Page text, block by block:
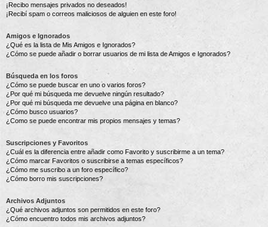
¡Recibo mensajes privados no deseados!
¡Recibí spam o correos maliciosos de alguien en este foro!
Amigos e Ignorados
¿Qué es la lista de Mis Amigos e Ignorados?
¿Cómo se puede añadir o borrar usuarios de mi lista de Amigos e Ignorados?
Búsqueda en los foros
¿Cómo se puede buscar en uno o varios foros?
¿Por qué mi búsqueda me devuelve ningún resultado?
¿Por qué mi búsqueda me devuelve una página en blanco?
¿Cómo busco usuarios?
¿Como se puede encontrar mis propios mensajes y temas?
Suscripciones y Favoritos
¿Cuál es la diferencia entre añadir como Favorito y suscribirme a un tema?
¿Cómo marcar Favoritos o suscribirse a temas específicos?
¿Cómo me suscribo a un foro específico?
¿Cómo borro mis suscripciones?
Archivos Adjuntos
¿Qué archivos adjuntos son permitidos en este foro?
¿Cómo encuentro todos mis archivos adjuntos?